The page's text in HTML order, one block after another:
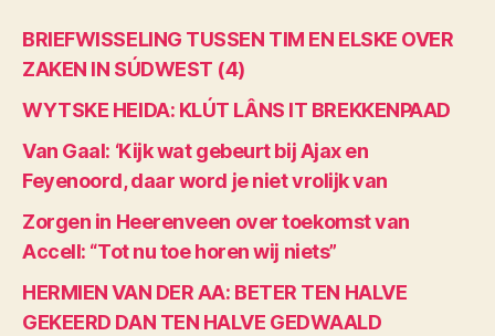
BRIEFWISSELING TUSSEN TIM EN ELSKE OVER
ZAKEN IN SÚDWEST (4)
WYTSKE HEIDA: KLÚT LÂNS IT BREKKENPAAD
Van Gaal: ‘Kijk wat gebeurt bij Ajax en
Feyenoord, daar word je niet vrolijk van
Zorgen in Heerenveen over toekomst van
Accell: “Tot nu toe horen wij niets”
HERMIEN VAN DER AA: BETER TEN HALVE
GEKEERD DAN TEN HALVE GEDWAALD